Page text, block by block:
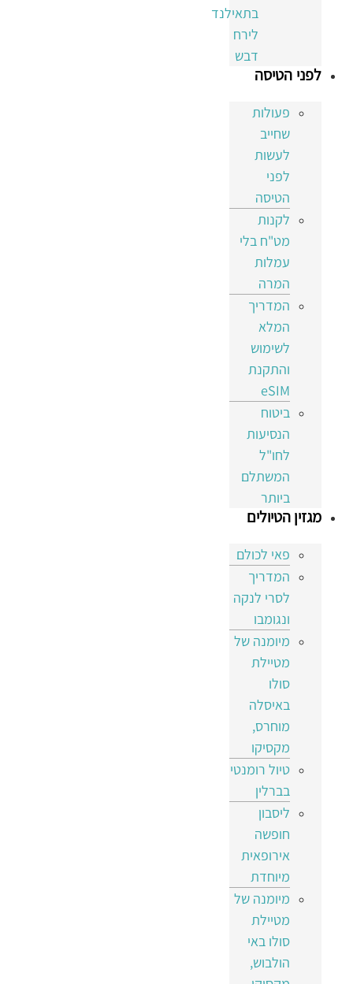
בתאילנד
לירח
דבש
לפני הטיסה
פעולות
שחייב
לעשות
לפני
הטיסה
לקנות
מט"ח בלי
עמלות
המרה
המדריך
המלא
לשימוש
והתקנת
eSIM
ביטוח
הנסיעות
לחו"ל
המשתלם
ביותר
מגזין הטיולים
פאי לכולם
המדריך
לסרי לנקה
ונגומבו
מיומנה של
מטיילת
סולו
באיסלה
מוחרס,
מקסיקו
טיול רומנטי
בברלין
ליסבון
חופשה
אירופאית
מיוחדת
מיומנה של
מטיילת
סולו באי
הולבוש,